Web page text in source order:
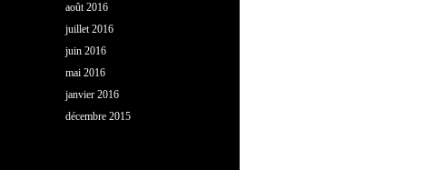
août 2016
juillet 2016
juin 2016
mai 2016
janvier 2016
décembre 2015